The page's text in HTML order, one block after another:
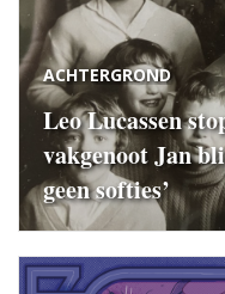
ACHTERGROND
Leo Lucassen
vakgenoot Jan
geen softies’